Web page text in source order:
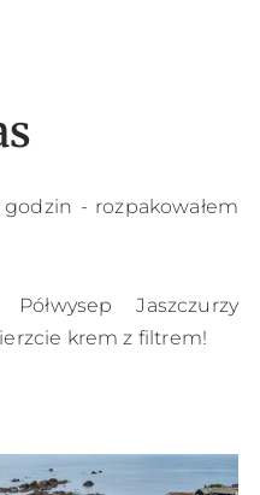
godzin - rozpakowałem
Jaszczurzy
krem z filtrem!